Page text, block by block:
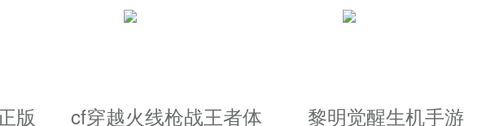
版
cf穿越火线枪战王者体
黎明觉醒生机手游